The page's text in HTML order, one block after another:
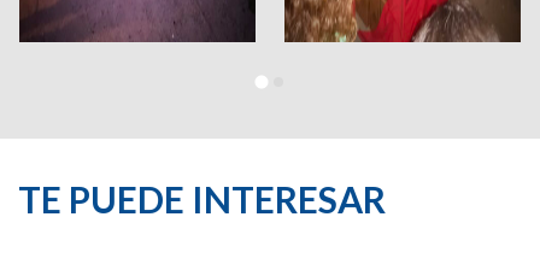
TE PUEDE INTERESAR